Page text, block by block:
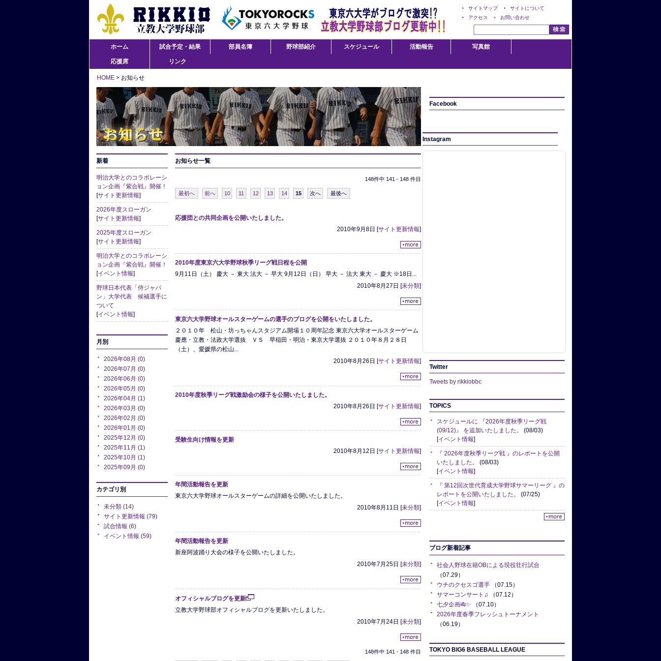
サイトマップ
サイトについて
アクセス
お問い合わせ
ホーム 試合予定・結果 部員名簿 野球部紹介 スケジュール 活動報告 写真館
応援席 リンク
HOME > お知らせ
新着
明治大学とのコラボレーシ
ョン企画『紫合戦』開催！
[サイト更新情報]
2026年度スローガン
[サイト更新情報]
2025年度スローガン
[サイト更新情報]
明治大学とのコラボレーシ
ョン企画『紫合戦』開催！
[イベント情報]
野球日本代表「侍ジャパ
ン」大学代表 候補選手に
ついて
[イベント情報]
月別
2026年08月 (0)
2026年07月 (0)
2026年06月 (0)
2026年05月 (0)
2026年04月 (1)
2026年03月 (0)
2026年02月 (0)
2026年01月 (0)
2025年12月 (0)
2025年11月 (1)
2025年10月 (1)
2025年09月 (0)
カテゴリ別
未分類 (14)
サイト更新情報 (79)
試合情報 (6)
イベント情報 (59)
お知らせ一覧
148件中 141 - 148 件目
最初へ 前へ 10 11 12 13 14 15 次へ 最後へ
応援団との共同企画を公開いたしました。
2010年9月8日 [サイト更新情報]
2010年度東京六大学野球秋季リーグ戦日程を公開
9月11日（土） 慶大 － 東大 法大 － 早大 9月12日（日） 早大 － 法大 東大 － 慶大 ※18日...
2010年8月27日 [未分類]
東京六大学野球オールスターゲームの選手のブログを公開をいたしました。
２０１０年 松山・坊っちゃんスタジアム開場１０周年記念 東京六大学オールスターゲーム
慶應・立教・法政大学選抜 ＶＳ 早稲田・明治・東京大学選抜 ２０１０年８月２８日
（土）、愛媛県の松山...
2010年8月26日 [サイト更新情報]
2010年度秋季リーグ戦激励会の様子を公開いたしました。
2010年8月26日 [サイト更新情報]
受験生向け情報を更新
2010年8月12日 [サイト更新情報]
年間活動報告を更新
東京六大学野球オールスターゲームの詳細を公開いたしました。
2010年8月11日 [未分類]
年間活動報告を更新
新座阿波踊り大会の様子を公開いたしました。
2010年7月25日 [未分類]
オフィシャルブログを更新
立教大学野球部オフィシャルブログを更新いたしました。
2010年7月24日 [未分類]
148件中 141 - 148 件目
Facebook
Instagram
Twitter
Tweets by rikkiobbc
TOPICS
スケジュールに 『2026年度秋季リーグ戦
(09/12)』 を追加いたしました。 (08/03)
[イベント情報]
『 2026年度秋季リーグ戦 』のレポートを公開
いたしました。 (08/03)
[イベント情報]
『 第12回次世代育成大学野球サマーリーグ 』の
レポートを公開いたしました。 (07/25)
[イベント情報]
ブログ新着記事
社会人野球在籍OBによる現役壮行試合
（07.29）
ウチのクセスゴ選手 （07.15）
サマーコンサート♫ （07.12）
七夕企画🎋✨ （07.10）
2026年度春季フレッシュトーナメント
（06.19）
TOKYO BIG6 BASEBALL LEAGUE